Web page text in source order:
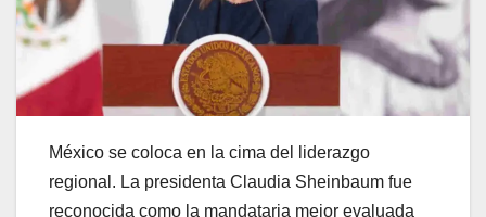
México se coloca en la cima del liderazgo
regional. La presidenta Claudia Sheinbaum fue
reconocida como la mandataria mejor evaluada